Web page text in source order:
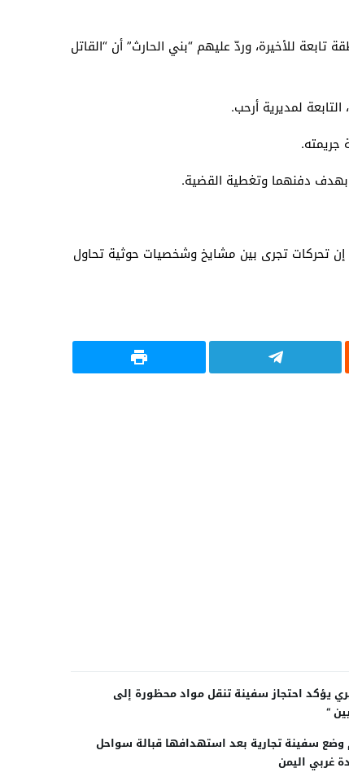
للأخيرة، وردّ عليهم “بني الحارث” أن “القاتل
لمديرية أرحب.
جريمته.
إن تحركات تجرى بين مشايخ وشخصيات حوثية تحاول
يؤكد احتجاز سفينة تنقل مواد محظورة إلى
“
وضع سفينة تجارية بعد استهدافها قبالة سواحل
غربي اليمن